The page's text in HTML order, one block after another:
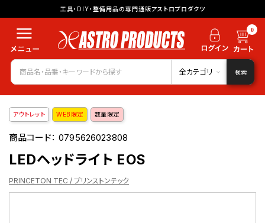
工具・DIY・整備用品の専門通販アストロプロダクツ
0
全カテゴリ 検索
アウトレット WEB限定 数量限定
商品コード：0795626023808
LEDヘッドライト EOS
PRINCETON TEC / プリンストンテック